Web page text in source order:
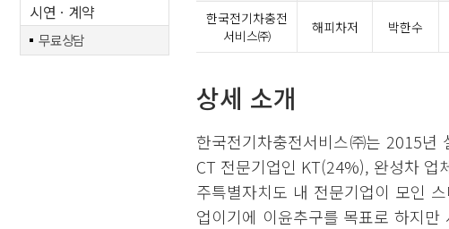
시연ㆍ계약
무료상담
한국전기차충전
서비스㈜
해피차저 박한수
상세 소개
한국전기차충전서비스㈜는 2015년
CT 전문기업인 KT(24%), 완성차 업
주특별자치도 내 전문기업이 모인
업이기에 이윤추구를 목표로 하지